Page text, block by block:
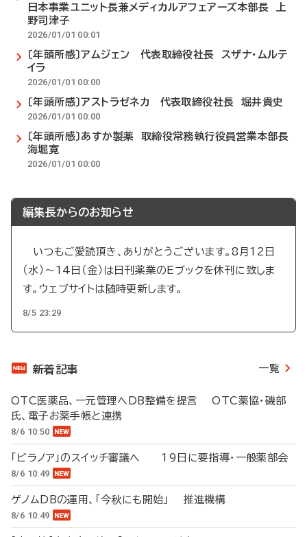
日本事業ユニット長兼メディカルアフェアーズ本部長 上
野司津子
2026/01/01 00:01
〔年頭所感〕アムジェン 代表取締役社長 スザナ・ムルテ
イラ
2026/01/01 00:00
〔年頭所感〕アストラゼネカ 代表取締役社長 堀井貴史
2026/01/01 00:00
〔年頭所感〕あすか製薬 取締役常務執行役員営業本部長
海堀寛
2026/01/01 00:00
編集長からのお知らせ
いつもご愛読頂き、ありがとうございます。8月12日
（水）～14日（金）は日刊薬業のEブックを休刊に致しま
す。ウェブサイトは随時更新します。
8/5 23:29
新着記事 一覧
OTC医薬品、一元管理へDB整備を提言 OTC薬協・磯部
氏、電子お薬手帳と連携
8/6 10:50
「ビラノア」のスイッチ審議へ 19日に要指導・一般薬部会
8/6 10:49
ゲノムDBの運用、「今秋にも開始」 推進機構
8/6 10:49